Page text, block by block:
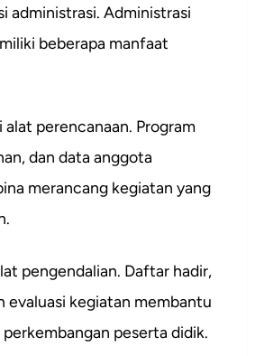
administrasi. Administrasi
beberapa manfaat
alat perencanaan. Program
dan data anggota
merancang kegiatan yang
pengendalian. Daftar hadir,
evaluasi kegiatan membantu
peserta didik.